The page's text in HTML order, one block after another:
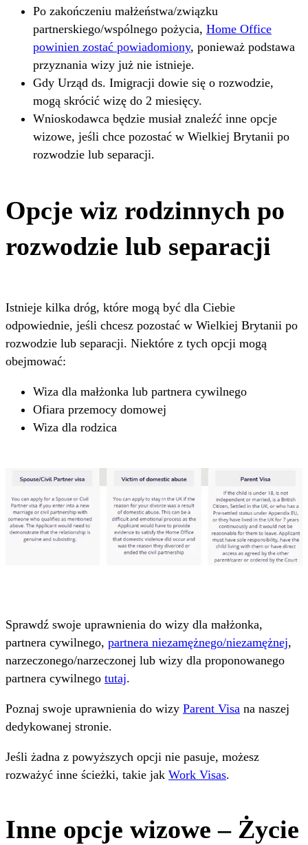
Po zakończeniu małżeństwa/związku
partnerskiego/wspólnego pożycia, Home Office
powinien zostać powiadomiony, ponieważ podstawa
przyznania wizy już nie istnieje.
Gdy Urząd ds. Imigracji dowie się o rozwodzie,
mogą skrócić wizę do 2 miesięcy.
Wnioskodawca będzie musiał znaleźć inne opcje
wizowe, jeśli chce pozostać w Wielkiej Brytanii po
rozwodzie lub separacji.
Opcje wiz rodzinnych po
rozwodzie lub separacji
Istnieje kilka dróg, które mogą być dla Ciebie
odpowiednie, jeśli chcesz pozostać w Wielkiej Brytanii po
rozwodzie lub separacji. Niektóre z tych opcji mogą
obejmować:
Wiza dla małżonka lub partnera cywilnego
Ofiara przemocy domowej
Wiza dla rodzica
Sprawdź swoje uprawnienia do wizy dla małżonka,
partnera cywilnego, partnera niezamężnego/niezamężnej,
narzeczonego/narzeczonej lub wizy dla proponowanego
partnera cywilnego tutaj.
Poznaj swoje uprawnienia do wizy Parent Visa na naszej
dedykowanej stronie.
Jeśli żadna z powyższych opcji nie pasuje, możesz
rozważyć inne ścieżki, takie jak Work Visas.
Inne opcje wizowe – Życie